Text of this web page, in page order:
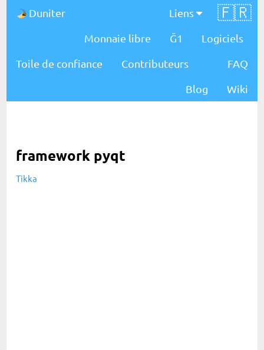
Duniter 🇫🇷
Liens
Monnaie libre Ğ1 Logiciels
Toile de confiance Contributeurs FAQ
Wiki
Blog
framework pyqt
Tikka